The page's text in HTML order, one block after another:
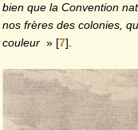
bien que la Convention
nos frères des colonies,
couleur » [7].